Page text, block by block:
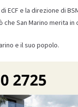
ECF e la direzione di
San Marino merita in
e il suo popolo.